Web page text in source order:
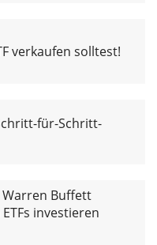
verkaufen solltest!
für-Schritt-
Buffett
investieren